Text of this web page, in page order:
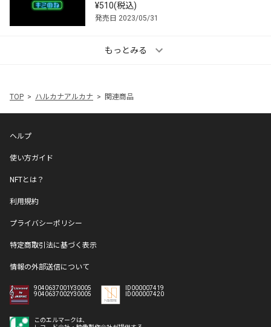
¥510(税込)
発売日 2023/05/31
もっとみる
TOP ハルカナアルカナ 関連商品
ヘルプ
使い方ガイド
NFTとは？
利用規約
プライバシーポリシー
特定商取引法に基づく表示
情報の外部送信について
9040637001Y30005
9040637002Y30005
ID000007419
ID000007420
このエルマークは、